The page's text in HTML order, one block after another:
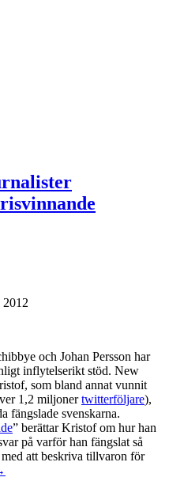
2012
och Johan Persson har
inflytelserikt stöd. New
som bland annat vunnit
1,2 miljonertwitterföljare),
fängslade svenskarna.
” berättar Kristof om hur han
på varför han fängslat så
att beskriva tillvaron för